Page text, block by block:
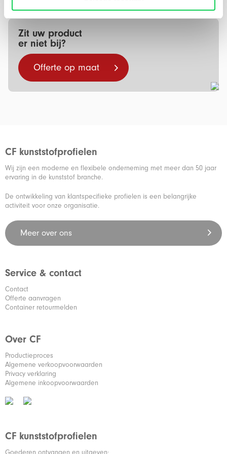
Zit uw product
er niet bij?
Offerte op maat
CF kunststofprofielen
Wij zijn een moderne en flexibele onderneming met meer dan 50 jaar
ervaring in de kunststof branche.
De ontwikkeling van klantspecifieke profielen is een belangrijke
activiteit voor onze organisatie.
Meer over ons
Service & contact
Contact
Offerte aanvragen
Container retourmelden
Over CF
Productieproces
Algemene verkoopvoorwaarden
Privacy verklaring
Algemene inkoopvoorwaarden
CF kunststofprofielen
Goederen ontvangen en uitgeven: